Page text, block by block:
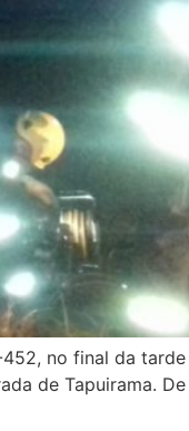
no final da
de Tapuirama.